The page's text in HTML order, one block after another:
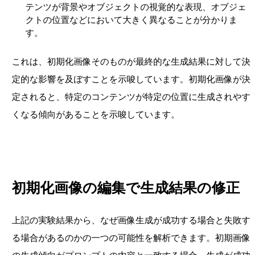
テンツが背景やオブジェクトの視覚的な表現、オブジェ
クトの位置などにおいて大きく異なることが分かりま
す。
これは、初期化画像そのものが最終的な生成結果に対して決
定的な影響を及ぼすことを示唆しています。初期化画像が決
定されると、特定のコンテンツが特定の位置に生成されやす
くなる傾向があることを示唆しています。
初期化画像の編集で生成結果の修正
上記の実験結果から、なぜ画像生成が成功する場合と失敗す
る場合があるのかの一つの可能性を解析でき ます。初期画像